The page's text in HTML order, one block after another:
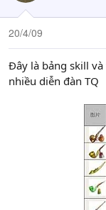
20/4/09
Đây là bảng skill
nhiều diễn đàn TQ